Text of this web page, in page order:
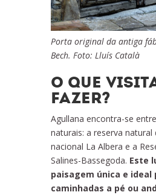
Porta original da antiga
Bech. Foto: Lluís Català
O QUE
FAZER?
Agullana encontra-se
naturais: a reserva natural
nacional La Albera e a
Salines-Bassegoda. Este
paisagem única e ideal
caminhadas a pé ou